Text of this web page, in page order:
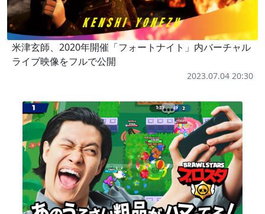
米津玄師、2020年開催「フォートナイト」内バーチャル
ライブ映像をフルで公開
2023.07.04 20:30